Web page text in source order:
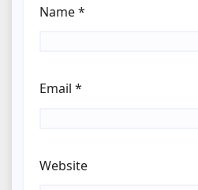
Name*
Email *
Website